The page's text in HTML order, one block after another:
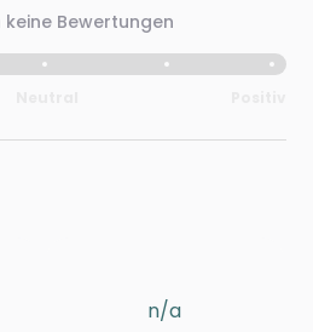
keine Bewertungen
n/a